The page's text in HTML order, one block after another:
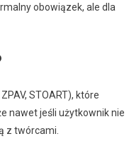
obowiązek, ale dla
STOART), które
nawet jeśli użytkownik nie
z twórcami.